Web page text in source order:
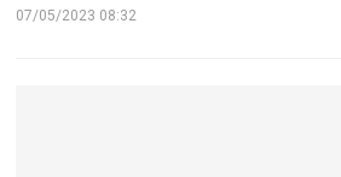
07/05/2023 08:32